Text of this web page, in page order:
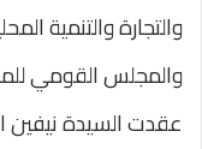
والتجارة والتنمية
والمجلس القومي
عقدت السيدة نيفين